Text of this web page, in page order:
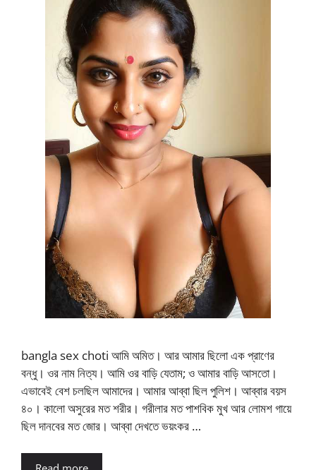
bangla sex choti আমি অমিত। আর আমার ছিলো এক প্রাণের
বন্ধু। ওর নাম নিত্য। আমি ওর বাড়ি যেতাম; ও আমার বাড়ি আসতো।
এভাবেই বেশ চলছিল আমাদের। আমার আব্বা ছিল পুলিশ। আব্বার বয়স
৪০। কালো অসুরের মত শরীর। গরীলার মত পাশবিক মুখ আর লোমশ গায়ে
ছিল দানবের মত জোর। আব্বা দেখতে ভয়ংকর …